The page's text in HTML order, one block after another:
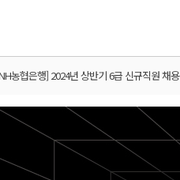
농협은행] 2024년 상반기 6급 신규직원 채용